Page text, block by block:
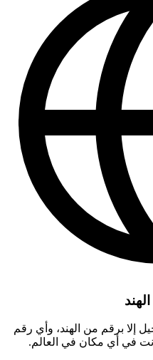
إلا برقم من الهند، وأي رقم